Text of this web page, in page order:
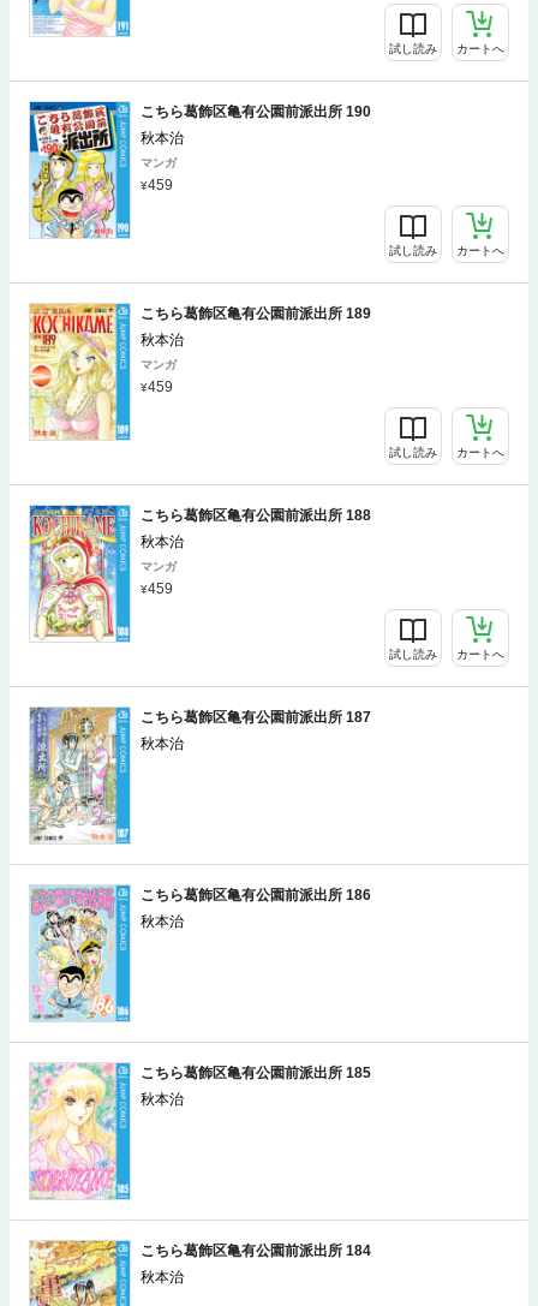
試し読み カートへ
こちら葛飾区亀有公園前派出所 190
秋本治
マンガ
459
試し読み カートへ
こちら葛飾区亀有公園前派出所 189
秋本治
マンガ
459
試し読み カートへ
こちら葛飾区亀有公園前派出所 188
秋本治
マンガ
459
試し読み カートへ
こちら葛飾区亀有公園前派出所 187
秋本治
こちら葛飾区亀有公園前派出所 186
秋本治
こちら葛飾区亀有公園前派出所 185
秋本治
こちら葛飾区亀有公園前派出所 184
秋本治